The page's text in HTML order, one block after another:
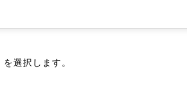
選択します。